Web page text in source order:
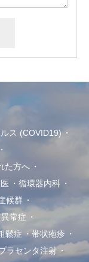
ス (COVID19)
た方へ
循環器内科
候群
常症
鬆症
帯状疱疹
ラセンタ注射